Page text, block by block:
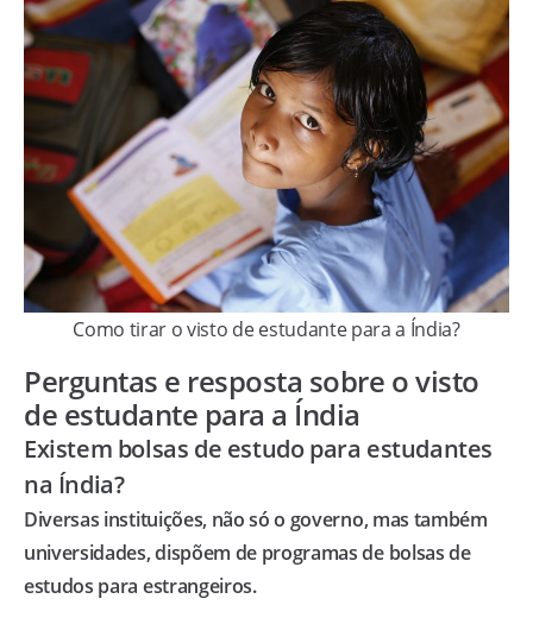
Como tirar o visto de estudante para a Índia?
Perguntas e resposta sobre o visto
de estudante para a Índia
Existem bolsas de estudo para estudantes
na Índia?
Diversas instituições, não só o governo, mas também
universidades, dispõem de programas de bolsas de
estudos para estrangeiros.